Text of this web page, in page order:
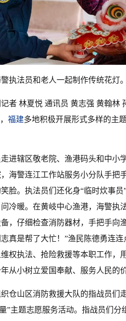
警执法员和老人一起制作传统花灯
者 林夏悦 通讯员 黄志强 黄翰林
福建多地积极开展形式多样的主
进辖区敬老院、渔港码头和中小
海警连江工作站服务小分队手把
脸。执法员们还化身“临时炊事员
冷暖。在黄岐中心渔港，海警执
，仔细检查消防器材，手把手向
真是帮了大忙！”渔民陈德勇连
权执法、抢险救援等本职工作，
从小树立爱国奉献、服务人民的
仓山区消防救援大队的指战员们
”主题志愿服务活动。指战员们